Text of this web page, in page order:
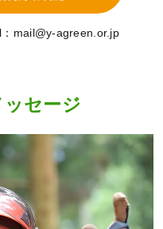
mail@y-agreen.or.jp
ッセージ